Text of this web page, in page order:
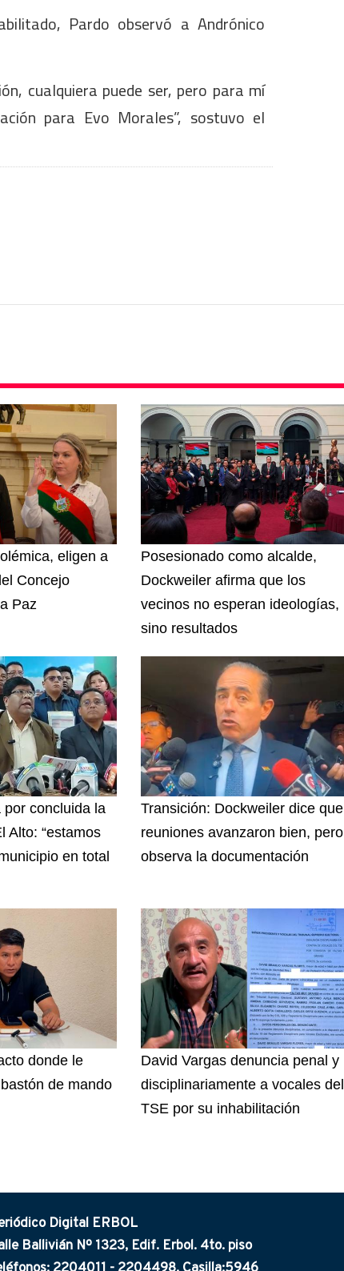
Pardo observó a Andrónico
cualquiera puede ser, pero para mí
para Evo Morales”, sostuvo el
eligen a
Concejo
Paz
Posesionado como alcalde,
Dockweiler afirma que los
vecinos no esperan ideologías,
sino resultados
por concluida la
Alto: “estamos
en total
Transición: Dockweiler dice que
reuniones avanzaron bien, pero
observa la documentación
donde le
de mando
David Vargas denuncia penal y
disciplinariamente a vocales del
TSE por su inhabilitación
Digital ERBOL
Ballivián Nº 1323, Edif. Erbol. 4to. piso